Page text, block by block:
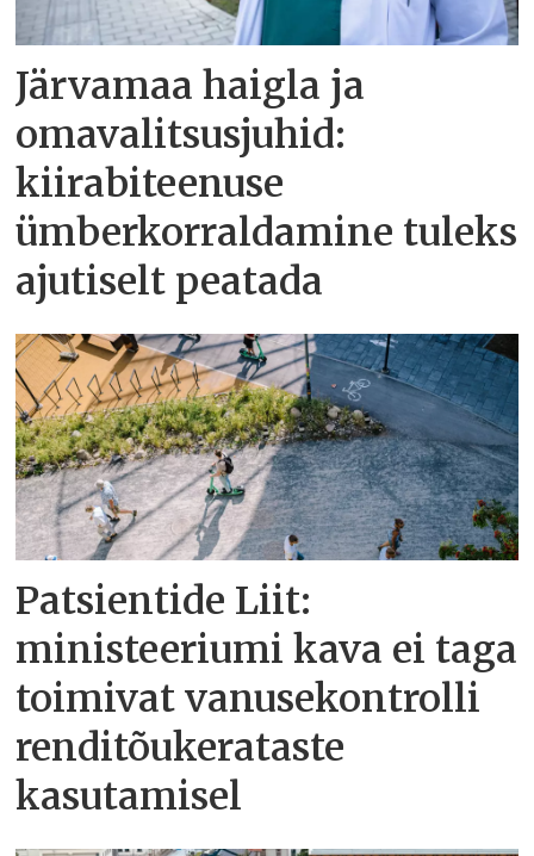
Järvamaa haigla ja
omavalitsusjuhid:
kiirabiteenuse
ümberkorraldamine tuleks
ajutiselt peatada
Patsientide Liit:
ministeeriumi kava ei taga
toimivat vanusekontrolli
renditõukerataste
kasutamisel